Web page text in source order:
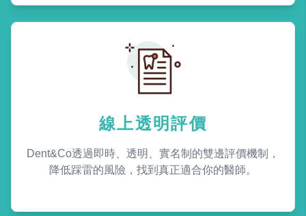
線上透明評價
Dent&Co透過即時、透明、實名制的雙邊評價機制，
降低踩雷的風險，找到真正適合你的醫師。